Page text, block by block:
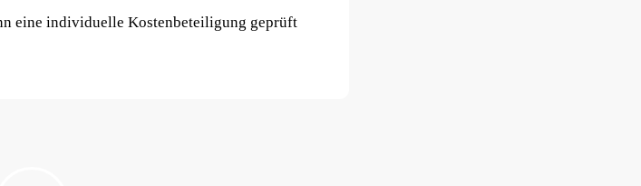
eine individuelle Kostenbeteiligung geprüft